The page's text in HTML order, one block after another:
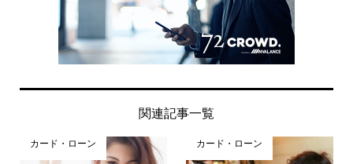
関連記事一覧
カード・ローン カード・ローン